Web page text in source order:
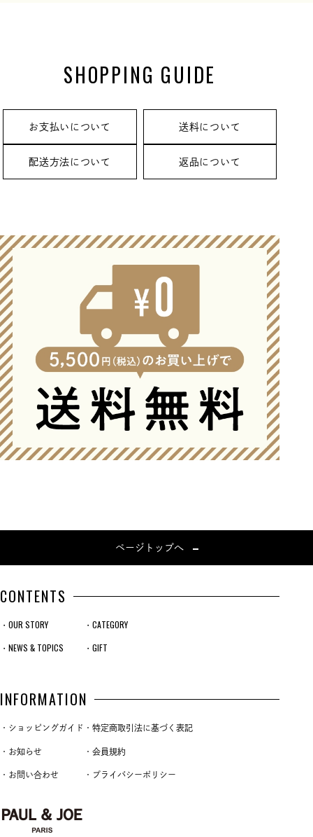
SHOPPING GUIDE
お支払いについて 送料について
配送方法について 返品について
ページトップへ
CONTENTS
・OUR STORY
・NEWS & TOPICS
・CATEGORY
・GIFT
INFORMATION
・ショッピングガイド
・お知らせ
・お問い合わせ
・特定商取引法に基づく表記
・会員規約
・プライバシーポリシー